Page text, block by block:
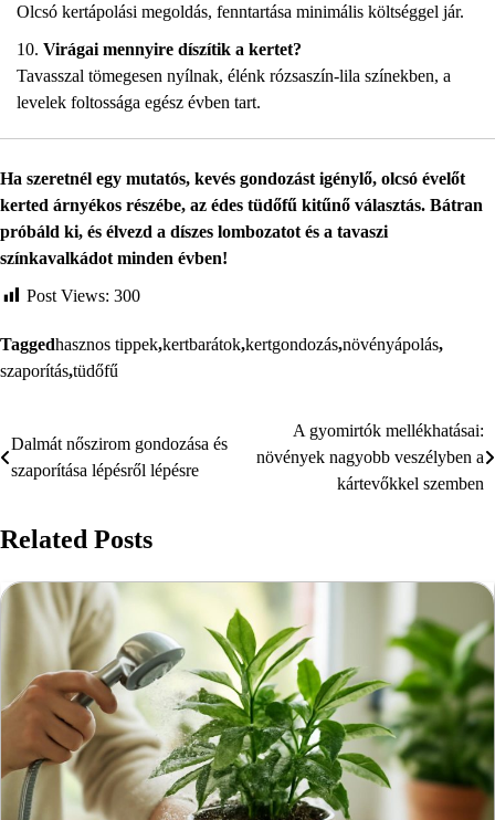
Olcsó kertápolási megoldás, fenntartása minimális költséggel jár.
Virágai mennyire díszítik a kertet?
Tavasszal tömegesen nyílnak, élénk rózsaszín-lila színekben, a
levelek foltossága egész évben tart.
Ha szeretnél egy mutatós, kevés gondozást igénylő, olcsó évelőt
kerted árnyékos részébe, az édes tüdőfű kitűnő választás. Bátran
próbáld ki, és élvezd a díszes lombozatot és a tavaszi
színkavalkádot minden évben!
Post Views: 300
Taggedhasznos tippek,kertbarátok,kertgondozás,növényápolás,
szaporítás,tüdőfű
Bejegyzés
navigáció
Dalmát nőszirom gondozása és
szaporítása lépésről lépésre
A gyomirtók mellékhatásai:
növények nagyobb veszélyben a
kártevőkkel szemben
Related Posts